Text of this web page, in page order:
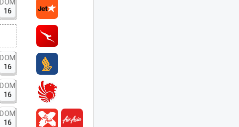
DOM
16
DOM
16
DOM
16
DOM
16